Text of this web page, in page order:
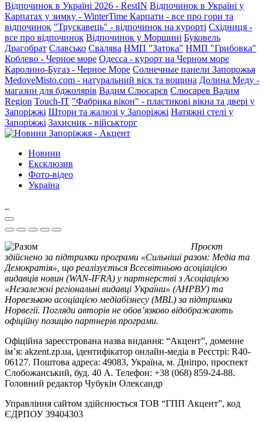
Відпочинок в Україні 2026 - RestIN Відпочинок в Україні у
Карпатах у зимку - WinterTime Карпати - все про гори та
відпочинок "Трускавець" - відпочинок на курорті Східниця -
все про відпочинок Відпочинок у Моршині Буковель
Драгобрат Славсько Свалява НМП "Затока" НМП "Грибовка"
Коблево - Черное море Одесса - курорт на Черном море
Каролино-Бугаз - Черное Море Солнечные панели Запорожья
MedoveMisto.com - натуральний віск та вощина Долина Меду -
магазин для бджолярів Вадим Слюсарєв Слюсарев Вадим
Region Touch-IT "Фабрика вікон" - пластикові вікна та двері у
Запоріжжі Штори та жалюзі у Запоріжжі Натяжні стелі у
Запоріжжі Захисник - військторг
Новини
Ексклюзив
Фото-відео
Україна
Проєкт
здійснено за підтримки програми «Сильніші разом: Медіа та
Демократія», що реалізується Всесвітньою асоціацією
видавців новин (WAN-IFRA) у партнерстві з Асоціацією
«Незалежні регіональні видавці України» (АНРВУ) та
Норвезькою асоціацією медіабізнесу (MBL) за підтримки
Норвегії. Погляди авторів не обов’язково відображають
офіційну позицію партнерів програми.
Офіційна зареєстрована назва видання: “Акцент”, доменне
ім’я: akzent.zp.ua, ідентифікатор онлайн-медіа в Реєстрі: R40-
06127. Поштова адреса: 49083, Україна, м. Дніпро, проспект
Слобожанський, буд. 40 А. Телефон: +38 (068) 859-24-88.
Головний редактор Чубукін Олександр
Управління сайтом здійснюється ТОВ “ГПП Акцент”, код
ЄДРПОУ 39404303